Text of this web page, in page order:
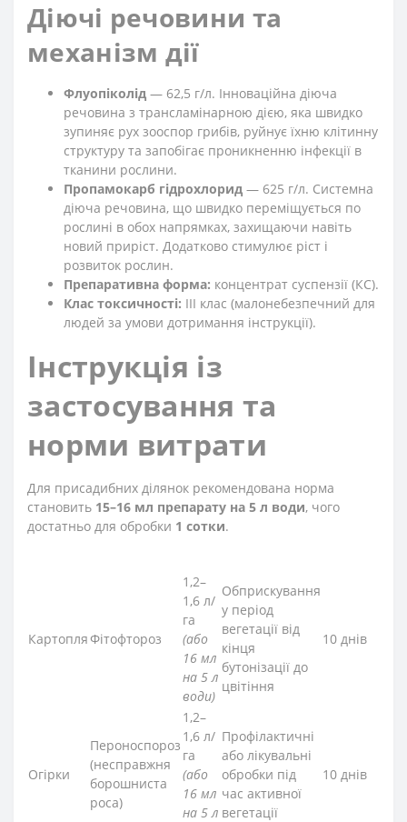
Діючі речовини та
механізм дії
Флуопіколід — 62,5 г/л. Інноваційна діюча
речовина з трансламінарною дією, яка швидко
зупиняє рух зооспор грибів, руйнує їхню клітинну
структуру та запобігає проникненню інфекції в
тканини рослини.
Пропамокарб гідрохлорид — 625 г/л. Системна
діюча речовина, що швидко переміщується по
рослині в обох напрямках, захищаючи навіть
новий приріст. Додатково стимулює ріст і
розвиток рослин.
Препаративна форма: концентрат суспензії (КС).
Клас токсичності: III клас (малонебезпечний для
людей за умови дотримання інструкції).
Інструкція із
застосування та
норми витрати
Для присадибних ділянок рекомендована норма
становить 15–16 мл препарату на 5 л води, чого
достатньо для обробки 1 сотки.
КартопляФітофтороз
1,2–
1,6 л/
га
(або
16 мл
на 5 л
води)
Обприскування
у період
вегетації від
кінця
бутонізації до
цвітіння
10 днів
Огірки
Пероноспороз
(несправжня
борошниста
роса)
1,2–
1,6 л/
га
(або
16 мл
на 5 л
Профілактичні
або лікувальні
обробки під
час активної
вегетації
10 днів